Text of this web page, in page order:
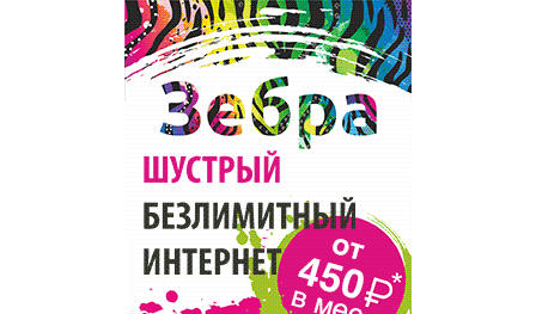
Торговля
Бизнес и финансы
Популярное →